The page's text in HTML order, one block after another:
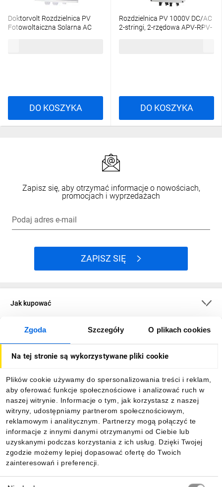
Zgoda Szczegóły O plikach cookies
Na tej stronie są wykorzystywane pliki cookie
Plików cookie używamy do spersonalizowania treści i reklam,
aby oferować funkcje społecznościowe i analizować ruch w
naszej witrynie. Informacje o tym, jak korzystasz z naszej
witryny, udostępniamy partnerom społecznościowym,
reklamowym i analitycznym. Partnerzy mogą połączyć te
informacje z innymi danymi otrzymanymi od Ciebie lub
uzyskanymi podczas korzystania z ich usług. Dzięki Twojej
zgodzie możemy lepiej dopasować ofertę do Twoich
zainteresowań i preferencji.
Doktorvolt Rozdzielnica PV
Fotowoltaiczna Solarna AC
DO KOSZYKA
Rozdzielnica PV 1000V DC/AC
2-stringi, 2-rzędowa APV-RPV-
DO KOSZYKA
Zapisz się, aby otrzymać informacje o nowościach,
promocjach i wyprzedażach
Podaj adres e-mail
ZAPISZ SIĘ
Jak kupować
O firmie
Informacje
Pobierz naszą aplikację mobilną: